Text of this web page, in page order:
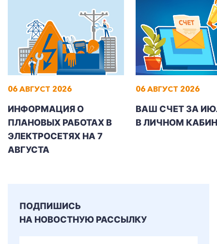
06 АВГУСТ 2026
ИНФОРМАЦИЯ О
ПЛАНОВЫХ РАБОТАХ В
ЭЛЕКТРОСЕТЯХ НА 7
АВГУСТА
06 АВГУСТ 2026
ВАШ СЧЕТ ЗА
В ЛИЧНОМ
ПОДПИШИСЬ
НА НОВОСТНУЮ РАССЫЛКУ